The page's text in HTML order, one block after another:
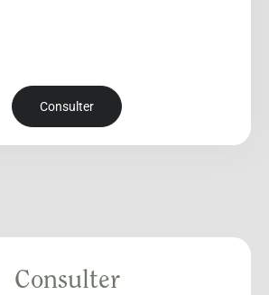
Consulter
Consulter